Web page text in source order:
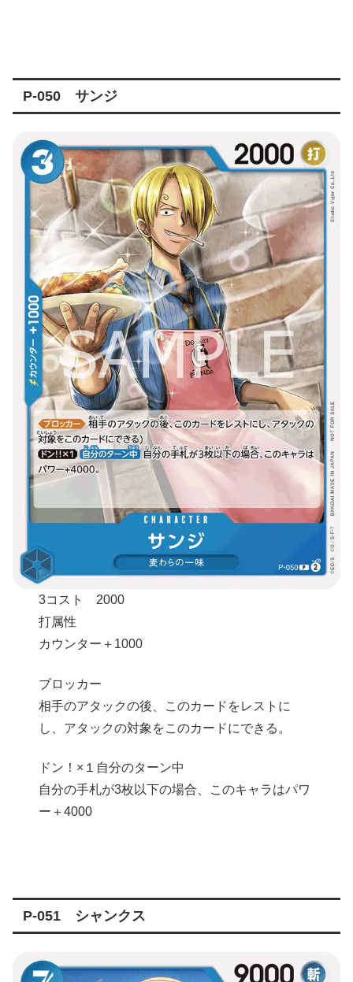
P-050 サンジ
3コスト 2000
打属性
カウンター＋1000
ブロッカー
相手のアタックの後、このカードをレストに
し、アタックの対象をこのカードにできる。
ドン！×１自分のターン中
自分の手札が3枚以下の場合、このキャラはパワ
ー＋4000
P-051 シャンクス